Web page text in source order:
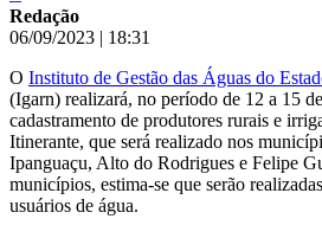
Redação
06/09/2023 | 18:31
O Instituto de Gestão das Águas do
(Igarn) realizará, no período de 12 a 15
cadastramento de produtores rurais e
Itinerante, que será realizado nos
Ipanguaçu, Alto do Rodrigues e Felipe
municípios, estima-se que serão
usuários de água.